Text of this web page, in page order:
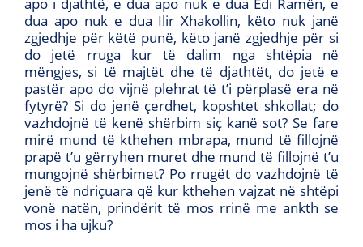
dua apo nuk e dua Ilir Xhakollin, këto nuk janë
zgjedhje për këtë punë, këto janë zgjedhje për si
do jetë rruga kur të dalim nga shtëpia në
mëngjes, si të majtët dhe të djathtët, do jetë e
pastër apo do vijnë plehrat të t’i përplasë era në
fytyrë? Si do jenë çerdhet, kopshtet shkollat; do
vazhdojnë të kenë shërbim siç kanë sot? Se fare
mirë mund të kthehen mbrapa, mund të fillojnë
prapë t’u gërryhen muret dhe mund të fillojnë t’u
mungojnë shërbimet? Po rrugët do vazhdojnë të
jenë të ndriçuara që kur kthehen vajzat në shtëpi
vonë natën, prindërit të mos rrinë me ankth se
mos i ha ujku?